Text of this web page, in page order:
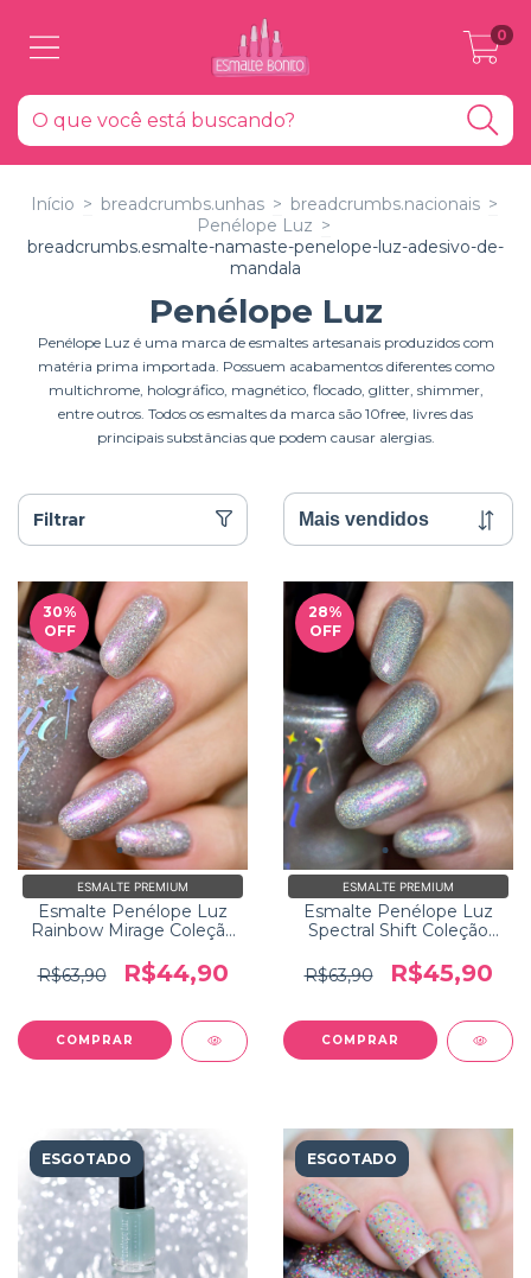
0
Início > breadcrumbs.unhas > breadcrumbs.nacionais >
Penélope Luz >
breadcrumbs.esmalte-namaste-penelope-luz-adesivo-de-
mandala
Penélope Luz
Penélope Luz é uma marca de esmaltes artesanais produzidos com
matéria prima importada. Possuem acabamentos diferentes como
multichrome, holográfico, magnético, flocado, glitter, shimmer,
entre outros. Todos os esmaltes da marca são 10free, livres das
principais substâncias que podem causar alergias.
Filtrar
30%
OFF
ESMALTE PREMIUM
Esmalte Penélope Luz
Rainbow Mirage Coleção
R$63,90
R$44,90
28%
OFF
ESMALTE PREMIUM
Esmalte Penélope Luz
Spectral Shift Coleção
R$63,90
R$45,90
ESGOTADO ESGOTADO